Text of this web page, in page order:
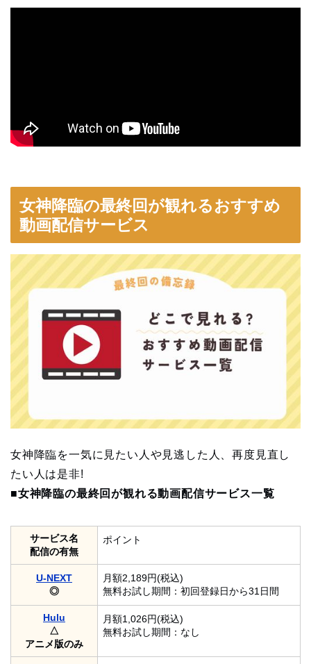
女神降臨の最終回が観れるおすすめ
動画配信サービス
女神降臨を一気に見たい人や見逃した人、再度見直し
たい人は是非!
■女神降臨の最終回が観れる動画配信サービス一覧
サービス名
配信の有無
ポイント
U-NEXT
◎
月額2,189円(税込)
無料お試し期間：初回登録日から31日間
Hulu
△
アニメ版のみ
月額1,026円(税込)
無料お試し期間：なし